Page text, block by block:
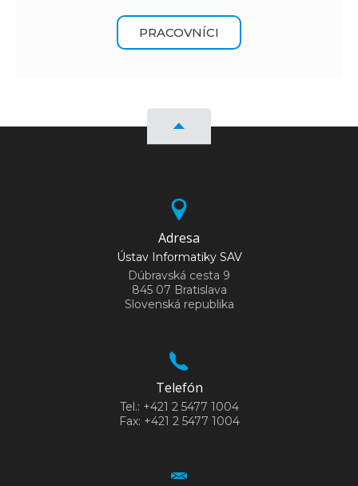
PRACOVNÍCI
Adresa
Ústav Informatiky SAV
Dúbravská cesta 9
845 07 Bratislava
Slovenská republika
Telefón
Tel.: +421 2 5477 1004
Fax: +421 2 5477 1004